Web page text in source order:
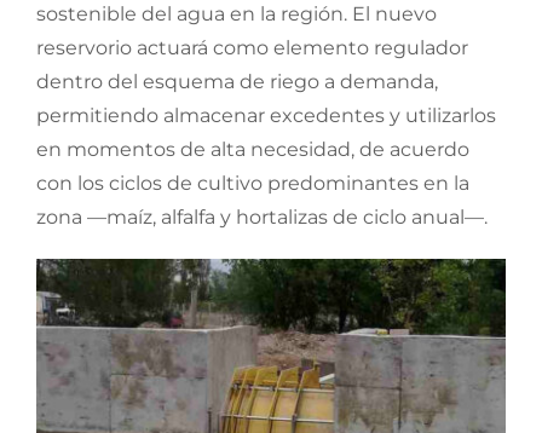
sostenible del agua en la región. El nuevo
reservorio actuará como elemento regulador
dentro del esquema de riego a demanda,
permitiendo almacenar excedentes y utilizarlos
en momentos de alta necesidad, de acuerdo
con los ciclos de cultivo predominantes en la
zona —maíz, alfalfa y hortalizas de ciclo anual—.